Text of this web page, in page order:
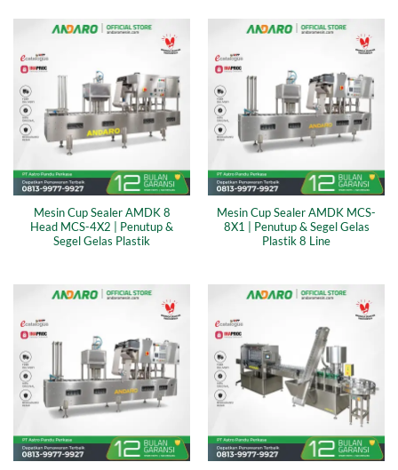
Mesin Cup Sealer AMDK 8
Head MCS-4X2 | Penutup &
Segel Gelas Plastik
Mesin Cup Sealer AMDK MCS-
8X1 | Penutup & Segel Gelas
Plastik 8 Line